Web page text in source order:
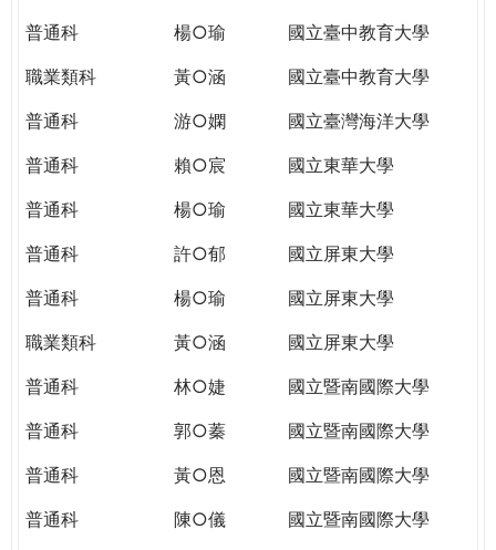
PUTTING
YOU
ON
THE
GLOBAL
CITIZENSHIP
普通科
楊○瑜
國立臺中教育大學
職業類科
黃○涵
國立臺中教育大學
普通科
游○嫻
國立臺灣海洋大學
普通科
賴○宸
國立東華大學
普通科
楊○瑜
國立東華大學
普通科
許○郁
國立屏東大學
普通科
楊○瑜
國立屏東大學
職業類科
黃○涵
國立屏東大學
普通科
林○婕
國立暨南國際大學
普通科
郭○蓁
國立暨南國際大學
普通科
黃○恩
國立暨南國際大學
普通科
陳○儀
國立暨南國際大學